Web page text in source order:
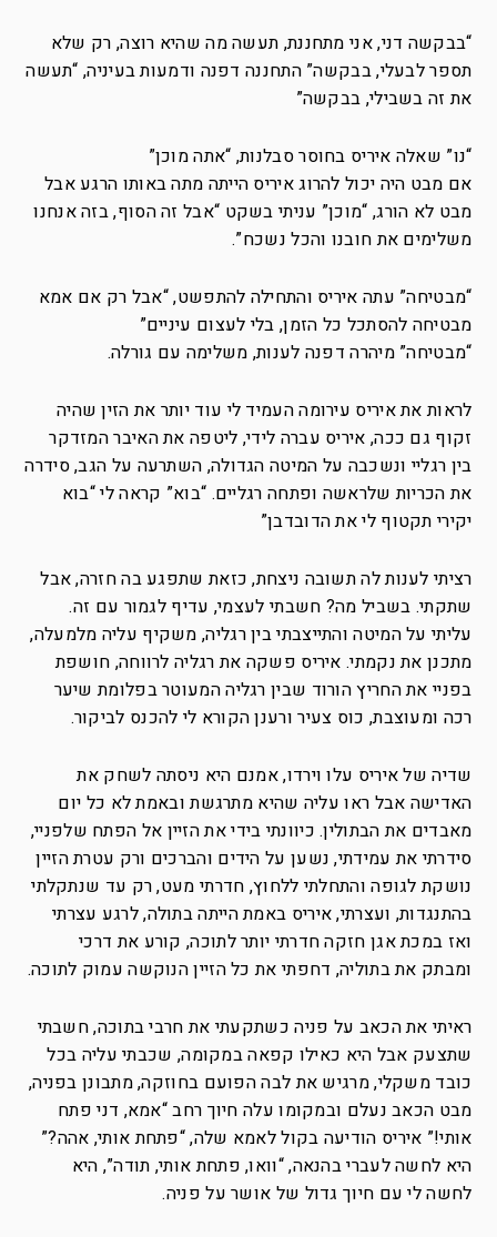
“בבקשה דני, אני מתחננת, תעשה מה שהיא רוצה, רק שלא
תספר לבעלי, בבקשה” התחננה דפנה ודמעות בעיניה, “תעשה
את זה בשבילי, בבקשה”
“נו” שאלה איריס בחוסר סבלנות, “אתה מוכן”
אם מבט היה יכול להרוג איריס הייתה מתה באותו הרגע אבל
מבט לא הורג, “מוכן” עניתי בשקט “אבל זה הסוף, בזה אנחנו
משלימים את חובנו והכל נשכח”.
“מבטיחה” עתה איריס והתחילה להתפשט, “אבל רק אם אמא
מבטיחה להסתכל כל הזמן, בלי לעצום עיניים”
“מבטיחה” מיהרה דפנה לענות, משלימה עם גורלה.
לראות את איריס עירומה העמיד לי עוד יותר את הזין שהיה
זקוף גם ככה, איריס עברה לידי, ליטפה את האיבר המזדקר
בין רגליי ונשכבה על המיטה הגדולה, השתרעה על הגב, סידרה
את הכריות שלראשה ופתחה רגליים. “בוא” קראה לי “בוא
יקירי תקטוף לי את הדובדבן”
רציתי לענות לה תשובה ניצחת, כזאת שתפגע בה חזרה, אבל
שתקתי. בשביל מה? חשבתי לעצמי, עדיף לגמור עם זה.
עליתי על המיטה והתייצבתי בין רגליה, משקיף עליה מלמעלה,
מתכנן את נקמתי. איריס פשקה את רגליה לרווחה, חושפת
בפניי את החריץ הורוד שבין רגליה המעוטר בפלומת שיער
רכה ומעוצבת, כוס צעיר ורענן הקורא לי להכנס לביקור.
שדיה של איריס עלו וירדו, אמנם היא ניסתה לשחק את
האדישה אבל ראו עליה שהיא מתרגשת ובאמת לא כל יום
מאבדים את הבתולין. כיוונתי בידי את הזיין אל הפתח שלפניי,
סידרתי את עמידתי, נשען על הידים והברכים ורק עטרת הזיין
נושקת לגופה והתחלתי ללחוץ, חדרתי מעט, רק עד שנתקלתי
בהתנגדות, ועצרתי, איריס באמת הייתה בתולה, לרגע עצרתי
ואז במכת אגן חזקה חדרתי יותר לתוכה, קורע את דרכי
ומבתק את בתוליה, דחפתי את כל הזיין הנוקשה עמוק לתוכה.
ראיתי את הכאב על פניה כשתקעתי את חרבי בתוכה, חשבתי
שתצעק אבל היא כאילו קפאה במקומה, שכבתי עליה בכל
כובד משקלי, מרגיש את לבה הפועם בחוזקה, מתבונן בפניה,
מבט הכאב נעלם ובמקומו עלה חיוך רחב “אמא, דני פתח
אותי!” איריס הודיעה בקול לאמא שלה, “פתחת אותי, אהה?”
היא לחשה לעברי בהנאה, “וואו, פתחת אותי, תודה”, היא
לחשה לי עם חיוך גדול של אושר על פניה.